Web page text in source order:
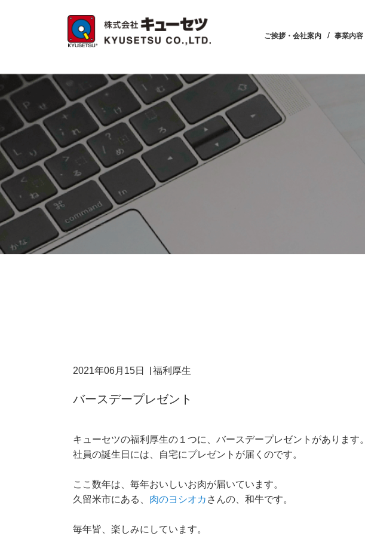
ご挨拶・会社案内 事業内容
2021年06月15日 福利厚生
バースデープレゼント
キューセツの福利厚生の１つに、バースデープレゼントがあります。
社員の誕生日には、自宅にプレゼントが届くのです。
ここ数年は、毎年おいしいお肉が届いています。
久留米市にある、 肉のヨシオカ さんの、和牛です。
毎年皆、楽しみにしています。